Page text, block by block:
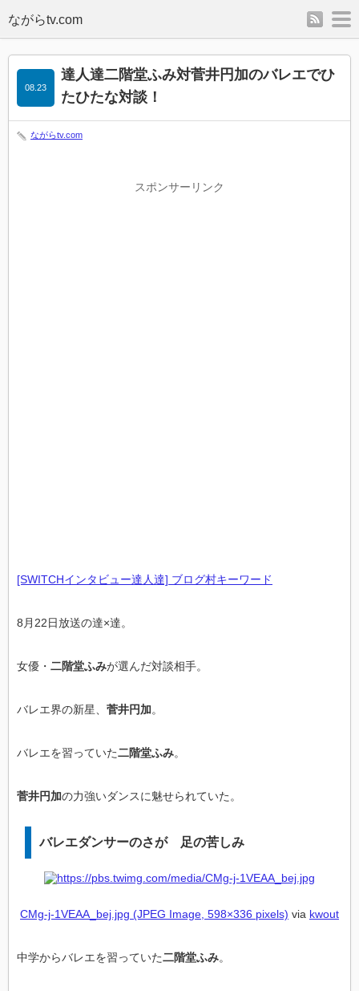
rss
達人達二階堂ふみ対菅井円加のバレエでひ
たひたな対談！
08.23
ながらtv.com
スポンサーリンク
[SWITCHインタビュー達人達] ブログ村キーワード
8月22日放送の達×達。
女優・ 二階堂ふみが選んだ対談相手。
バレエ界の新星、 菅井円加。
バレエを習っていた二階堂ふみ。
菅井円加の力強いダンスに魅せられていた。
バレエダンサーのさが 足の苦しみ
CMg-j-1VEAA_bej.jpg (JPEG Image, 598×336 pixels) via kwout
中学からバレエを習っていた二階堂ふみ。